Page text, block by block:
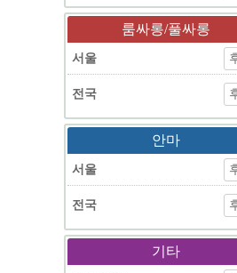
룸싸롱/풀싸롱
서울
전국
안마
서울
전국
기타